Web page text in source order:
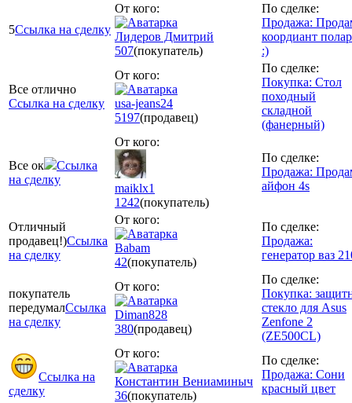
5Ссылка на сделку
От кого:
Лидеров Дмитрий
507(покупатель)
По сделке:
Продажа:
коордиант
:)
Все отлично
Ссылка на сделку
От кого:
usa-jeans24
5197(продавец)
По сделке:
Покупка: Стол
походный
складной
(фанерный)
Все ок
Ссылка
на сделку
От кого:
maiklx1
1242(покупатель)
По сделке:
Продажа:
айфон 4s
Отличный
продавец!)Ссылка
на сделку
От кого:
Babam
42(покупатель)
По сделке:
Продажа:
генератор ваз
покупатель
передумалСсылка
на сделку
От кого:
Diman828
380(продавец)
По сделке:
Покупка:
стекло для Asus
Zenfone 2
(ZE500CL)
Ссылка на
сделку
От кого:
Константин Вениаминыч
36(покупатель)
По сделке:
Продажа: Сони
красный цвет